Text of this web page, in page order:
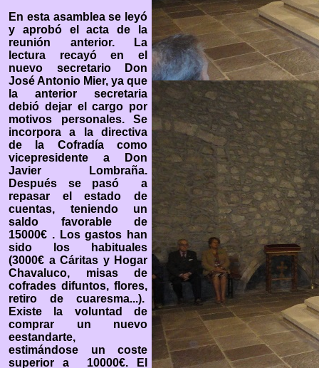
En esta asamblea se leyó
y aprobó el acta de la
reunión anterior. La
lectura recayó en el
nuevo secretario Don
José Antonio Mier, ya que
la anterior secretaria
debió dejar el cargo por
motivos personales. Se
incorpora a la directiva
de la Cofradía como
vicepresidente a Don
Javier Lombraña.
Después se pasó a
repasar el estado de
cuentas, teniendo un
saldo favorable de
15000€ . Los gastos han
sido los habituales
(3000€ a Cáritas y Hogar
Chavaluco, misas de
cofrades difuntos, flores,
retiro de cuaresma...).
Existe la voluntad de
comprar un nuevo
eestandarte,
estimándose un coste
superior a 10000€. El